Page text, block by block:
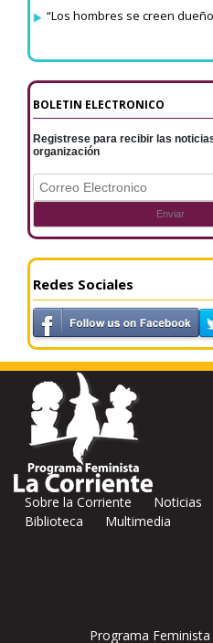
“Los hombres se creen
BOLETIN ELECTRONICO
Registrese para recibir las
organización
Redes Sociales
Sobre la Corriente Noticias
Biblioteca
Multimedia
Programa